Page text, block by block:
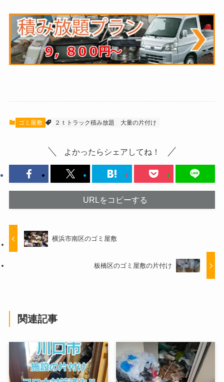
ゴミ屋敷 ２ｔトラック積み放題 大量の片付け
よかったらシェアしてね！
URLをコピーする
横浜市南区のゴミ屋敷
板橋区のゴミ屋敷の片付け
関連記事